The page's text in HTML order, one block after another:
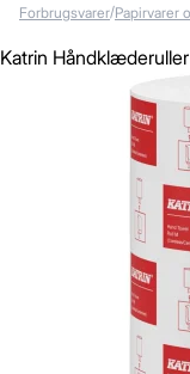
Forbrugsvarer/Papirvarer
Katrin Håndklæderuller